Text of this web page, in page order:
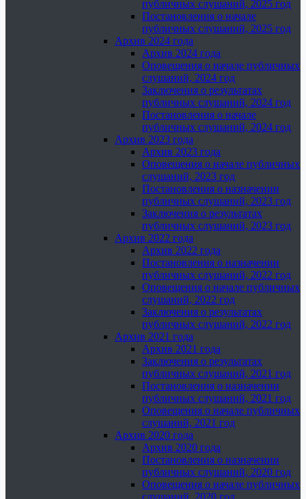
публичных слушаний, 2025 год
Постановления о начале
публичных слушаний, 2025 год
Архив 2024 года
Архив 2024 года
Оповещения о начале публичных
слушаний, 2024 год
Заключения о результатах
публичных слушаний, 2024 год
Постановления о начале
публичных слушаний, 2024 год
Архив 2023 года
Архив 2023 года
Оповещения о начале публичных
слушаний, 2023 год
Постановления о назначении
публичных слушаний, 2023 год
Заключения о результатах
публичных слушаний, 2023 год
Архив 2022 года
Архив 2022 года
Постановления о назначении
публичных слушаний, 2022 год
Оповещения о начале публичных
слушаний, 2022 год
Заключения о результатах
публичных слушаний, 2022 год
Архив 2021 года
Архив 2021 года
Заключения о результатах
публичных слушаний, 2021 год
Постановления о назначении
публичных слушаний, 2021 год
Оповещения о начале публичных
слушаний, 2021 год
Архив 2020 года
Архив 2020 года
Постановления о назначении
публичных слушаний, 2020 год
Оповещения о начале публичных
слушаний, 2020 год